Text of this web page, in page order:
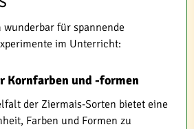
für spannende
im Unterricht:
Kornfarben und -formen
der Ziermais-Sorten bietet eine
Farben und Formen zu